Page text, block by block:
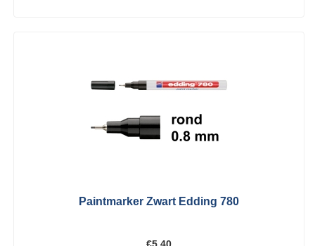
Paintmarker Zwart Edding 780